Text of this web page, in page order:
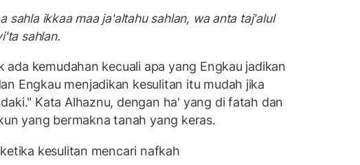
sahla ikkaa maa ja'altahu sahlan, wa anta taj'alul
sahlan.
ada kemudahan kecuali apa yang Engkau jadikan
Engkau menjadikan kesulitan itu mudah jika
Kata Alhaznu, dengan ha' yang di fatah dan
yang bermakna tanah yang keras.
kesulitan mencari nafkah